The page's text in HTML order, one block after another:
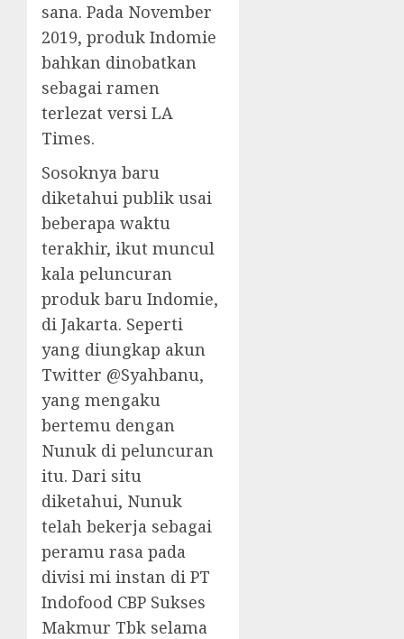
sana. Pada November
2019, produk Indomie
bahkan dinobatkan
sebagai ramen
terlezat versi LA
Times.
Sosoknya baru
diketahui publik usai
beberapa waktu
terakhir, ikut muncul
kala peluncuran
produk baru Indomie,
di Jakarta. Seperti
yang diungkap akun
Twitter @Syahbanu,
yang mengaku
bertemu dengan
Nunuk di peluncuran
itu. Dari situ
diketahui, Nunuk
telah bekerja sebagai
peramu rasa pada
divisi mi instan di PT
Indofood CBP Sukses
Makmur Tbk selama